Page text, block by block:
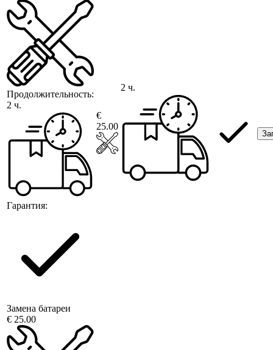
Продолжительность:
2 ч.
Гарантия:
€
25.00
2 ч.
Замена батареи
€ 25.00